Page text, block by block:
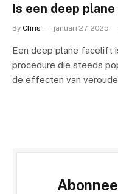
Is een deep
By Chris januari 27, 2025
Een deep plane facelift
procedure die steeds
de effecten van